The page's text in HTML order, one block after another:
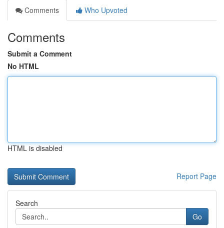
Comments
Who Upvoted
Comments
Submit a Comment
No HTML
HTML is disabled
Report Page
Search
Go